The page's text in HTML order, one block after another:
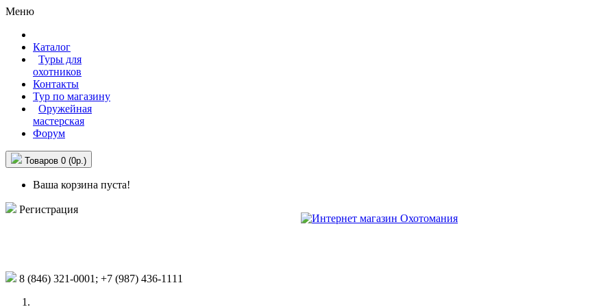
Меню
Каталог
Туры для
охотников
Контакты
Тур по магазину
Оружейная
мастерская
Форум
Товаров 0 (0р.)
Ваша корзина пуста!
Регистрация
8 (846) 321-0001; +7 (987) 436-1111